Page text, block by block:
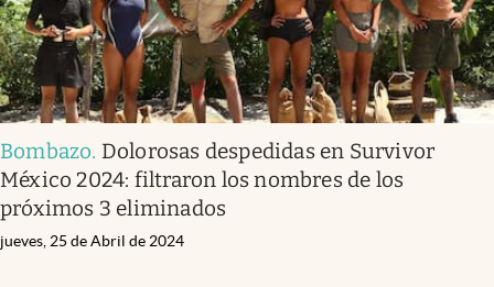
Bombazo. Dolorosas despedidas en Survivor
México 2024: filtraron los nombres de los
próximos 3 eliminados
jueves, 25 de Abril de 2024